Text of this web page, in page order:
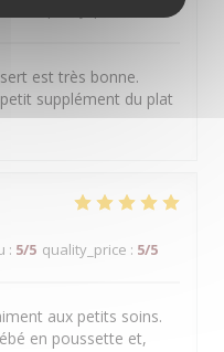
est très bonne.
supplément du plat
: 5/5 quality_price : 5/5
aux petits soins.
en poussette et,